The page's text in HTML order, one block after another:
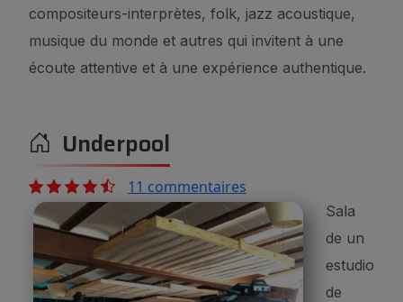
compositeurs-interprètes, folk, jazz acoustique,
musique du monde et autres qui invitent à une
écoute attentive et à une expérience authentique.
Underpool
11 commentaires
Sala
de un
estudio
de